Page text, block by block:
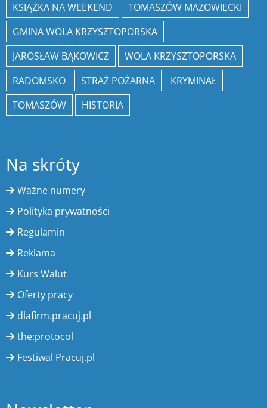
KSIĄŻKA NA WEEKEND
TOMASZÓW MAZOWIECKI
GMINA WOLA KRZYSZTOPORSKA
JAROSŁAW BĄKOWICZ
WOLA KRZYSZTOPORSKA
RADOMSKO
STRAŻ POŻARNA
KRYMINAŁ
TOMASZÓW
HISTORIA
Na skróty
Ważne numery
Polityka prywatności
Regulamin
Reklama
Kurs Walut
Oferty pracy
dlafirm.pracuj.pl
the:protocol
Festiwal Pracuj.pl